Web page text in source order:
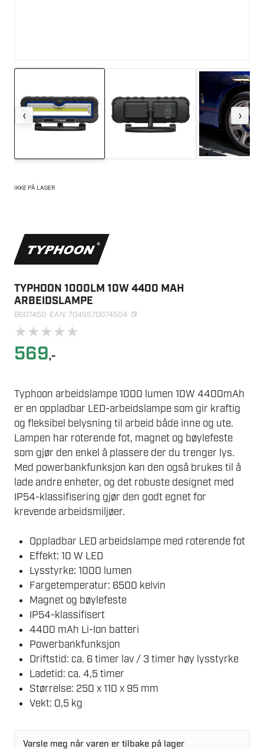
‹ ›
IKKE PÅ LAGER
TYPHOON 1000LM 10W 4400 MAH
ARBEIDSLAMPE
BG07450· EAN: 7045570074504
★★★★★
569,-
Typhoon arbeidslampe 1000 lumen 10W 4400mAh
er en oppladbar LED-arbeidslampe som gir kraftig
og fleksibel belysning til arbeid både inne og ute.
Lampen har roterende fot, magnet og bøylefeste
som gjør den enkel å plassere der du trenger lys.
Med powerbankfunksjon kan den også brukes til å
lade andre enheter, og det robuste designet med
IP54-klassifisering gjør den godt egnet for
krevende arbeidsmiljøer.
Oppladbar LED arbeidslampe med roterende fot
Effekt: 10 W LED
Lysstyrke: 1000 lumen
Fargetemperatur: 6500 kelvin
Magnet og bøylefeste
IP54-klassifisert
4400 mAh Li-Ion batteri
Powerbankfunksjon
Driftstid: ca. 6 timer lav / 3 timer høy lysstyrke
Ladetid: ca. 4,5 timer
Størrelse: 250 x 110 x 95 mm
Vekt: 0,5 kg
Varsle meg når varen er tilbake på lager